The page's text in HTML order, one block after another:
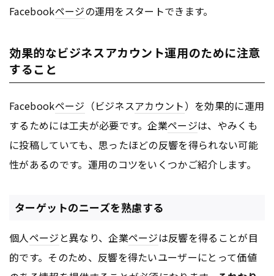
Facebookページの運用をスタートできます。
効果的なビジネスアカウント運用のために注意
すること
Facebookページ （ビジネスアカウント）を効果的に運用
するためには工夫が必要です。企業ページは、やみくも
に投稿していても、思ったほどの反響を得られない可能
性があるのです。運用のコツをいくつかご紹介します。
ターゲットのニーズを熟慮する
個人ページ と異なり、企業ページは反響を得ることが目
的です。そのため、反響を得たいユーザーにとって価値